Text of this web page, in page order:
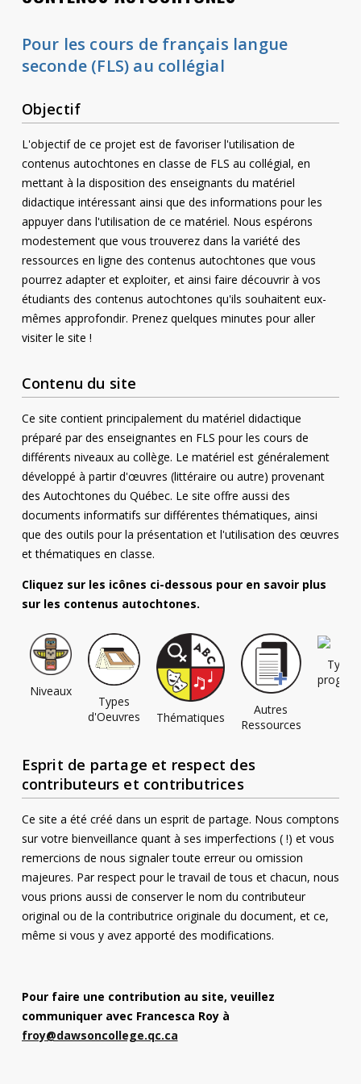
Pour les cours de français langue
seconde (FLS) au collégial
Objectif
L'objectif de ce projet est de favoriser l'utilisation de
contenus autochtones en classe de FLS au collégial, en
mettant à la disposition des enseignants du matériel
didactique intéressant ainsi que des informations pour les
appuyer dans l'utilisation de ce matériel. Nous espérons
modestement que vous trouverez dans la variété des
ressources en ligne des contenus autochtones que vous
pourrez adapter et exploiter, et ainsi faire découvrir à vos
étudiants des contenus autochtones qu'ils souhaitent eux-
mêmes approfondir. Prenez quelques minutes pour aller
visiter le site !
Contenu du site
Ce site contient principalement du matériel didactique
préparé par des enseignantes en FLS pour les cours de
différents niveaux au collège. Le matériel est généralement
développé à partir d'œuvres (littéraire ou autre) provenant
des Autochtones du Québec. Le site offre aussi des
documents informatifs sur différentes thématiques, ainsi
que des outils pour la présentation et l'utilisation des œuvres
et thématiques en classe.
Cliquez sur les icônes ci-dessous pour en savoir plus
sur les contenus autochtones.
Niveaux
Types
d'Oeuvres
Thématiques
Autres
Ressources
Esprit de partage et respect des
contributeurs et contributrices
Ce site a été créé dans un esprit de partage. Nous comptons
sur votre bienveillance quant à ses imperfections ( !) et vous
remercions de nous signaler toute erreur ou omission
majeures. Par respect pour le travail de tous et chacun, nous
vous prions aussi de conserver le nom du contributeur
original ou de la contributrice originale du document, et ce,
même si vous y avez apporté des modifications.
Pour faire une contribution au site, veuillez
communiquer avec Francesca Roy à
froy@dawsoncollege.qc.ca
Informations
Menu principal
Qui vous êtes